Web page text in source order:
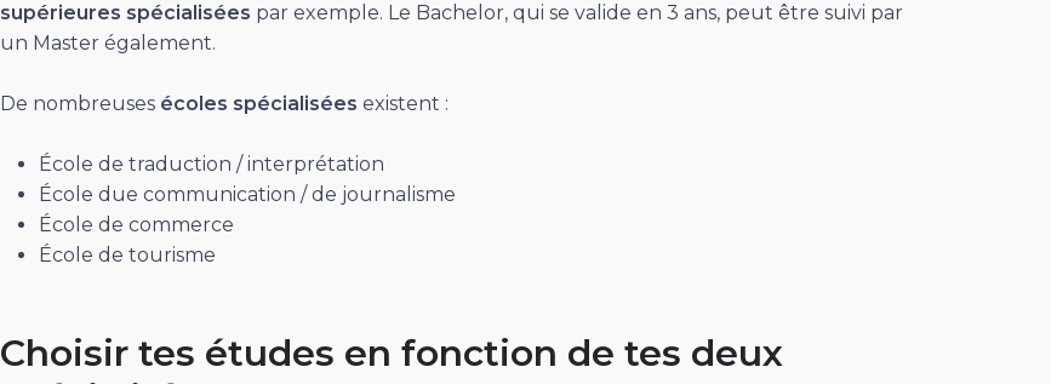
supérieures spécialisées par exemple. Le Bachelor, qui se valide en 3 ans, peut être suivi par
un Master également.
De nombreuses écoles spécialisées existent :
École de traduction / interprétation
École due communication / de journalisme
École de commerce
École de tourisme
Choisir tes études en fonction de tes deux